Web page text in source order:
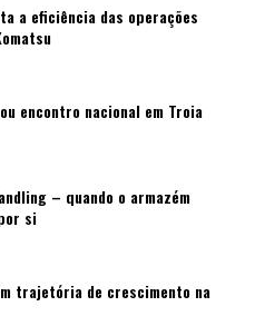
a eficiência das operações
encontro nacional em Troia
– quando o armazém
si
trajetória de crescimento na